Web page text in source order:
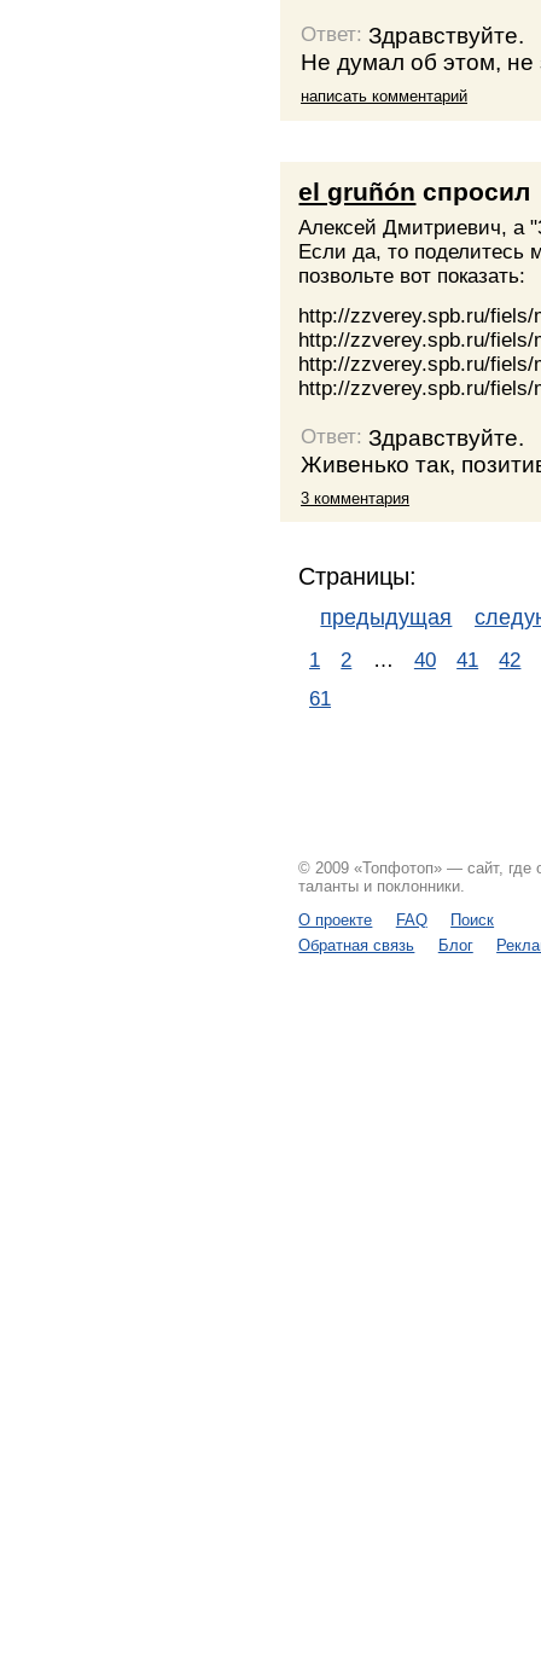
Ответ:Здравствуйте.
Не думал об этом, не
написать комментарий
el gruñón спросил
Алексей Дмитриевич, а
Если да, то поделитесь
позвольте вот показать:
http://zzverey.spb.ru/fiels/
http://zzverey.spb.ru/fiels/
http://zzverey.spb.ru/fiels/
http://zzverey.spb.ru/fiels/
Ответ:Здравствуйте.
Живенько так,
3 комментария
Страницы:
предыдущая
1 2 … 40 41
42
61
© 2009 «Топфотоп» — сайт, где
таланты и поклонники.
О проекте
FAQ
Поиск
Обратная связь
Блог